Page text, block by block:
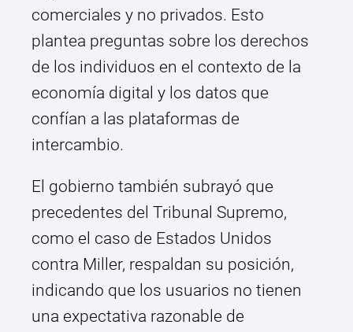
comerciales y no privados. Esto
plantea preguntas sobre los derechos
de los individuos en el contexto de la
economía digital y los datos que
confían a las plataformas de
intercambio.
El gobierno también subrayó que
precedentes del Tribunal Supremo,
como el caso de Estados Unidos
contra Miller, respaldan su posición,
indicando que los usuarios no tienen
una expectativa razonable de